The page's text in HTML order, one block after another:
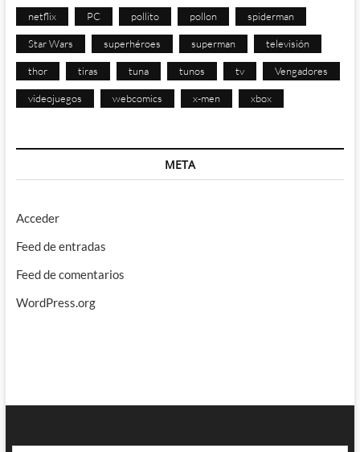
netflix PC pollito pollon spiderman
Star Wars superhéroes superman televisión
thor tiras tuna tunos tv Vengadores
videojuegos webcomics x-men xbox
META
Acceder
Feed de entradas
Feed de comentarios
WordPress.org